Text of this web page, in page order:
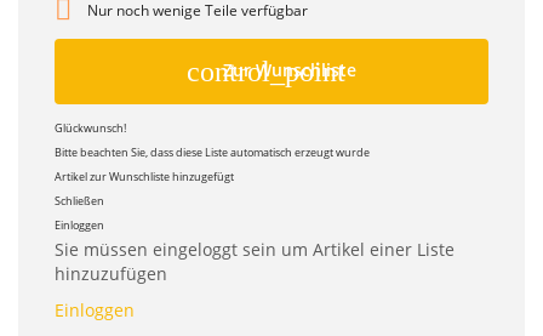
 Nur noch wenige Teile verfügbar
control_point
Zur Wunschliste
Glückwunsch!
Bitte beachten Sie, dass diese Liste automatisch erzeugt wurde
Artikel zur Wunschliste hinzugefügt
Schließen
Einloggen
Sie müssen eingeloggt sein um Artikel einer Liste
hinzuzufügen
Einloggen